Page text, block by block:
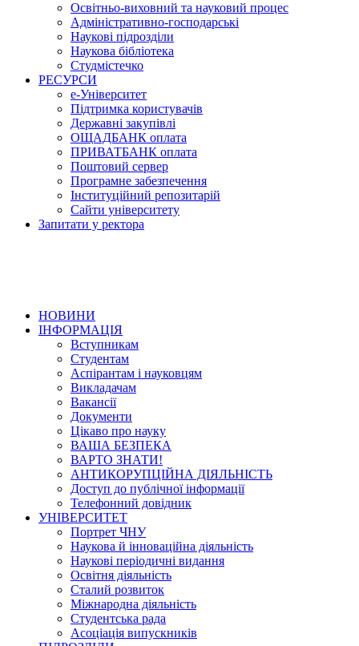
Освітньо-виховний та науковий процес
Адміністративно-господарські
Наукові підрозділи
Наукова бібліотека
Студмістечко
РЕСУРСИ
е-Університет
Підтримка користувачів
Державні закупівлі
ОЩАДБАНК оплата
ПРИВАТБАНК оплата
Поштовий сервер
Програмне забезпечення
Інституційний репозитарій
Сайти університету
Запитати у ректора
НОВИНИ
ІНФОРМАЦІЯ
Вступникам
Студентам
Аспірантам і науковцям
Викладачам
Вакансії
Документи
Цікаво про науку
ВАША БЕЗПЕКА
ВАРТО ЗНАТИ!
АНТИКОРУПЦІЙНА ДІЯЛЬНІСТЬ
Доступ до публічної інформації
Телефонний довідник
УНІВЕРСИТЕТ
Портрет ЧНУ
Наукова й інноваційна діяльність
Наукові періодичні видання
Освітня діяльність
Сталий розвиток
Міжнародна діяльність
Студентська рада
Асоціація випускників